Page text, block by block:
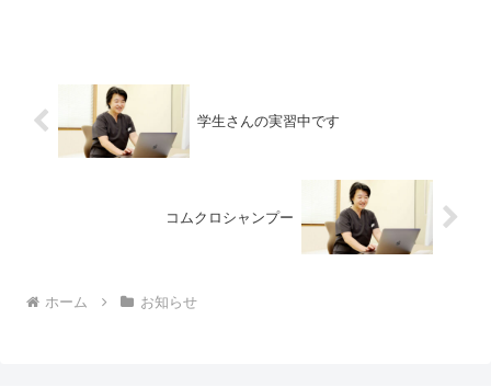
学生さんの実習中です
コムクロシャンプー
ホーム お知らせ